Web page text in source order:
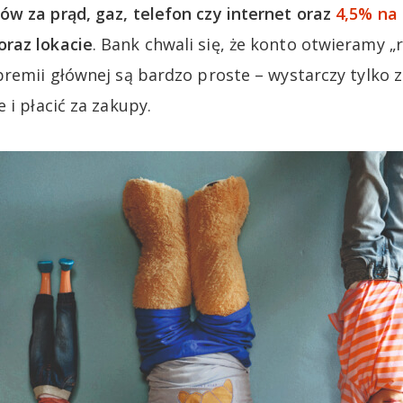
za prąd, gaz, telefon czy internet oraz 4,5%
lokacie. Bank chwali się, że konto otwieramy
głównej są bardzo proste – wystarczy tylko
płacić za zakupy.